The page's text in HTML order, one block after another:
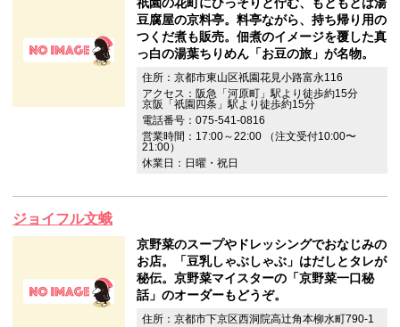
豆腐屋の京料亭。料亭ながら、持ち帰り用の
つくだ煮も販売。佃煮のイメージを覆した真
っ白の湯葉ちりめん「お豆の旅」が名物。
住所：京都市東山区祇園花見小路富永116
アクセス：阪急「河原町」駅より徒歩約15分
京阪「祇園四条」駅より徒歩約15分
電話番号：075-541-0816
営業時間：17:00～22:00 （注文受付10:00〜
21:00）
休業日：日曜・祝日
ジョイフル文蛾
京野菜のスープやドレッシングでおなじみの
お店。「豆乳しゃぶしゃぶ」はだしとタレが
秘伝。京野菜マイスターの「京野菜一口秘
話」のオーダーもどうぞ。
住所：京都市下京区西洞院高辻角本柳水町790-1